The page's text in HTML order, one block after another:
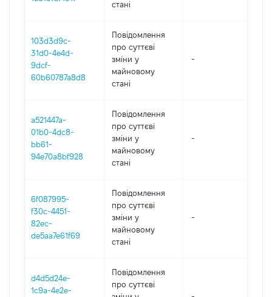
стані
103d3d9c-
31d0-4e4d-
9dcf-
60b60787a8d8
Повідомлення
про суттєві
зміни y
майновому
стані
-
a521447a-
01b0-4dc8-
bb61-
94e70a8bf928
Повідомлення
про суттєві
зміни y
майновому
стані
-
6f087995-
f30c-4451-
82ec-
de5aa7e61f69
Повідомлення
про суттєві
зміни y
майновому
стані
-
d4d5d24e-
1c9a-4e2e-
Повідомлення
про суттєві